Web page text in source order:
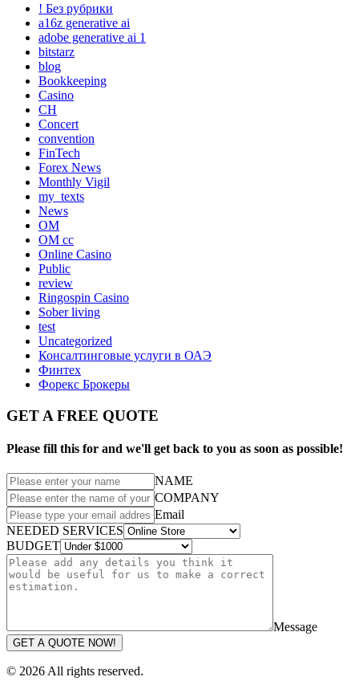
! Без рубрики
a16z generative ai
adobe generative ai 1
bitstarz
blog
Bookkeeping
Casino
CH
Concert
convention
FinTech
Forex News
Monthly Vigil
my_texts
News
OM
OM cc
Online Casino
Public
review
Ringospin Casino
Sober living
test
Uncategorized
Консалтинговые услуги в ОАЭ
Финтех
Форекс Брокеры
GET A FREE QUOTE
Please fill this for and we'll get back to you as soon as possible!
NAME
COMPANY
Email
NEEDED SERVICES
BUDGET
Message
GET A QUOTE NOW!
© 2026 All rights reserved.